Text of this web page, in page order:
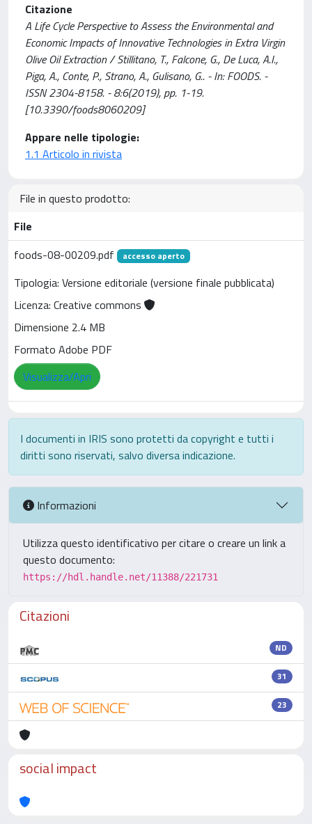
Citazione
A Life Cycle Perspective to Assess the Environmental and
Economic Impacts of Innovative Technologies in Extra Virgin
Olive Oil Extraction / Stillitano, T., Falcone, G., De Luca, A.I.,
Piga, A., Conte, P., Strano, A., Gulisano, G.. - In: FOODS. -
ISSN 2304-8158. - 8:6(2019), pp. 1-19.
[10.3390/foods8060209]
Appare nelle tipologie:
1.1 Articolo in rivista
File in questo prodotto:
File
foods-08-00209.pdf
accesso aperto
Tipologia: Versione editoriale (versione finale pubblicata)
Licenza: Creative commons
Dimensione 2.4 MB
Formato Adobe PDF
Visualizza/Apri
I documenti in IRIS sono protetti da copyright e tutti i
diritti sono riservati, salvo diversa indicazione.
Informazioni
Utilizza questo identificativo per citare o creare un link a
questo documento:
https://hdl.handle.net/11388/221731
Citazioni
ND
31
23
social impact